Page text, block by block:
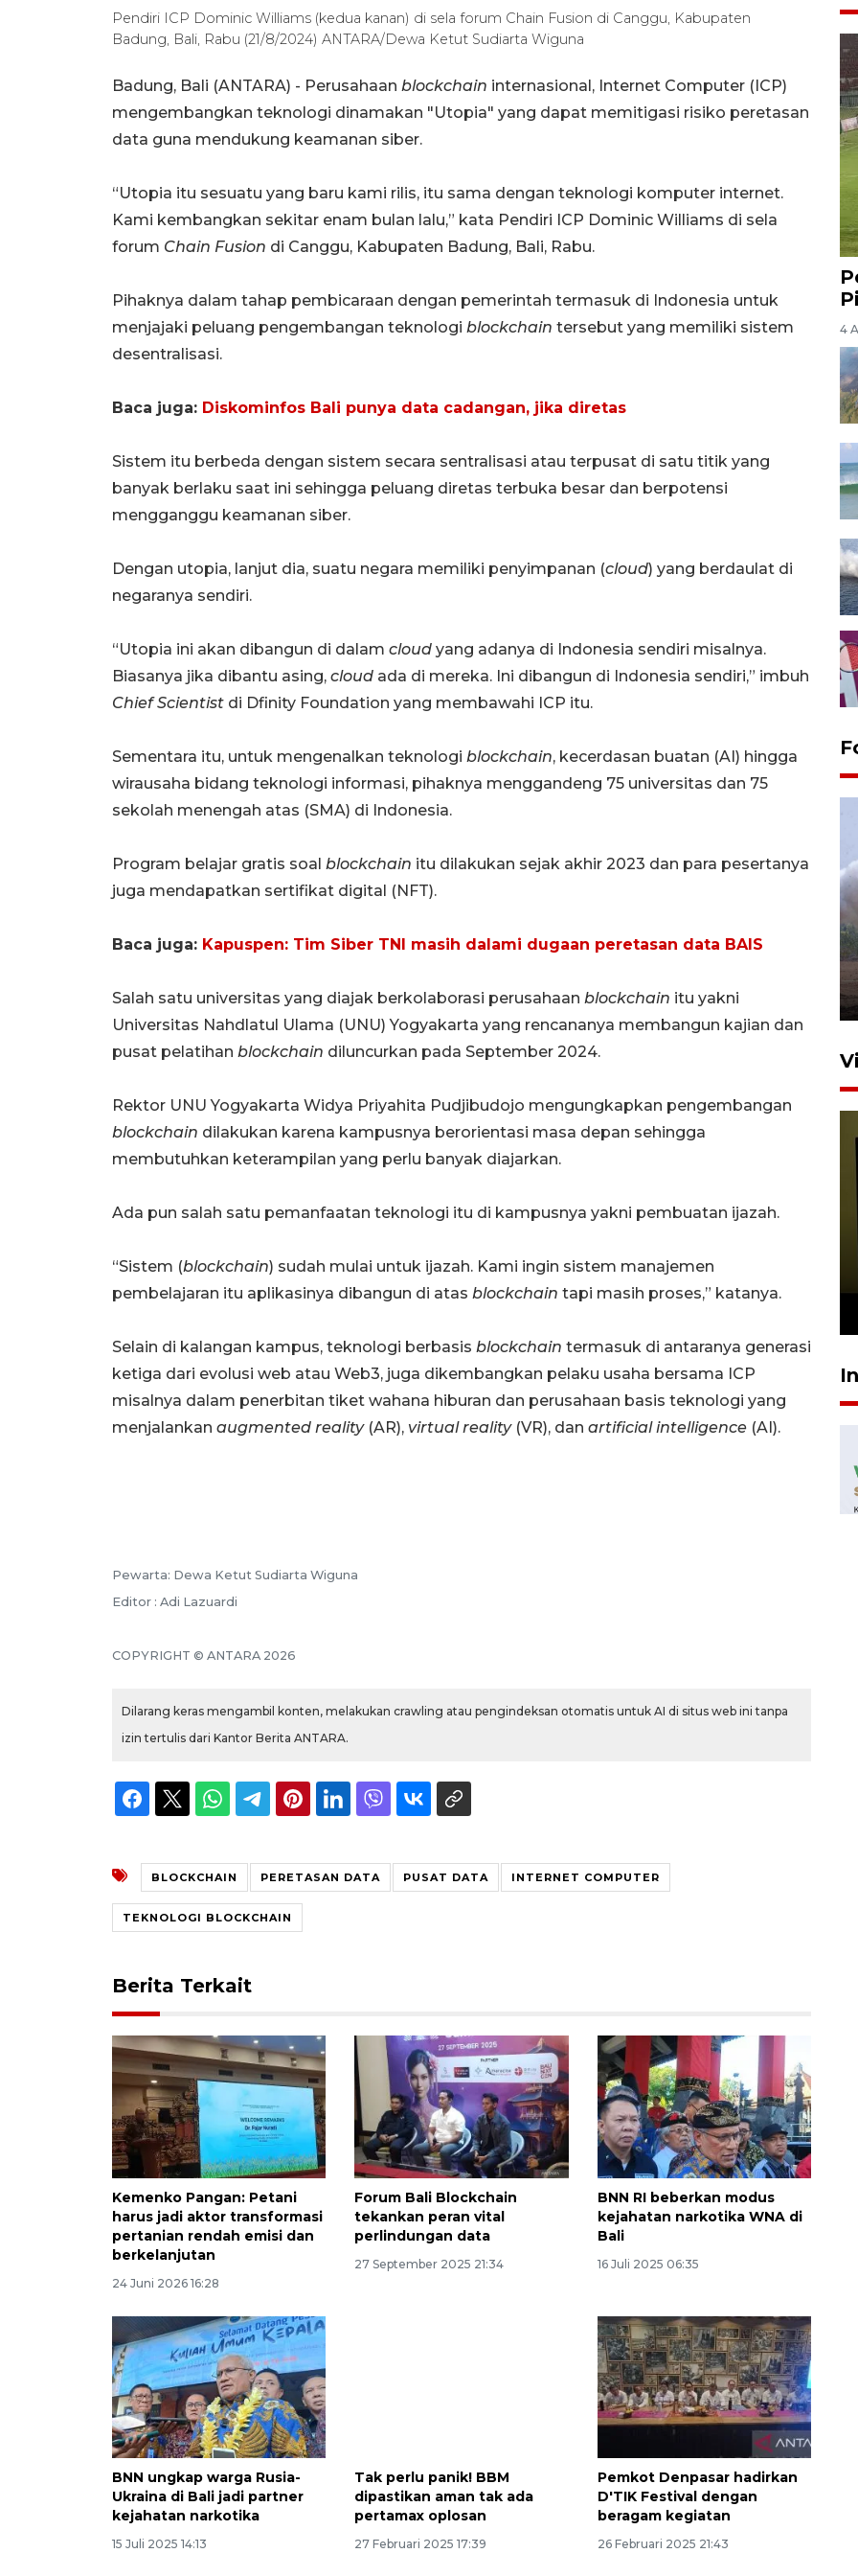
Pendiri ICP Dominic Williams (kedua kanan) di sela forum Chain Fusion di Canggu, Kabupaten
Badung, Bali, Rabu (21/8/2024) ANTARA/Dewa Ketut Sudiarta Wiguna
Badung, Bali (ANTARA) - Perusahaan blockchain internasional, Internet Computer (ICP)
mengembangkan teknologi dinamakan "Utopia" yang dapat memitigasi risiko peretasan
data guna mendukung keamanan siber.
“Utopia itu sesuatu yang baru kami rilis, itu sama dengan teknologi komputer internet.
Kami kembangkan sekitar enam bulan lalu,” kata Pendiri ICP Dominic Williams di sela
forum Chain Fusion di Canggu, Kabupaten Badung, Bali, Rabu.
Pihaknya dalam tahap pembicaraan dengan pemerintah termasuk di Indonesia untuk
menjajaki peluang pengembangan teknologi blockchain tersebut yang memiliki sistem
desentralisasi.
Baca juga: Diskominfos Bali punya data cadangan, jika diretas
Sistem itu berbeda dengan sistem secara sentralisasi atau terpusat di satu titik yang
banyak berlaku saat ini sehingga peluang diretas terbuka besar dan berpotensi
mengganggu keamanan siber.
Dengan utopia, lanjut dia, suatu negara memiliki penyimpanan (cloud) yang berdaulat di
negaranya sendiri.
“Utopia ini akan dibangun di dalam cloud yang adanya di Indonesia sendiri misalnya.
Biasanya jika dibantu asing, cloud ada di mereka. Ini dibangun di Indonesia sendiri,” imbuh
Chief Scientist di Dfinity Foundation yang membawahi ICP itu.
Sementara itu, untuk mengenalkan teknologi blockchain, kecerdasan buatan (AI) hingga
wirausaha bidang teknologi informasi, pihaknya menggandeng 75 universitas dan 75
sekolah menengah atas (SMA) di Indonesia.
Program belajar gratis soal blockchain itu dilakukan sejak akhir 2023 dan para pesertanya
juga mendapatkan sertifikat digital (NFT).
Baca juga: Kapuspen: Tim Siber TNI masih dalami dugaan peretasan data BAIS
Salah satu universitas yang diajak berkolaborasi perusahaan blockchain itu yakni
Universitas Nahdlatul Ulama (UNU) Yogyakarta yang rencananya membangun kajian dan
pusat pelatihan blockchain diluncurkan pada September 2024.
Rektor UNU Yogyakarta Widya Priyahita Pudjibudojo mengungkapkan pengembangan
blockchain dilakukan karena kampusnya berorientasi masa depan sehingga
membutuhkan keterampilan yang perlu banyak diajarkan.
Ada pun salah satu pemanfaatan teknologi itu di kampusnya yakni pembuatan ijazah.
“Sistem (blockchain) sudah mulai untuk ijazah. Kami ingin sistem manajemen
pembelajaran itu aplikasinya dibangun di atas blockchain tapi masih proses,” katanya.
Selain di kalangan kampus, teknologi berbasis blockchain termasuk di antaranya generasi
ketiga dari evolusi web atau Web3, juga dikembangkan pelaku usaha bersama ICP
misalnya dalam penerbitan tiket wahana hiburan dan perusahaan basis teknologi yang
menjalankan augmented reality(AR), virtual reality(VR), dan artificial intelligence (AI).
Pewarta: Dewa Ketut Sudiarta Wiguna
Editor : Adi Lazuardi
COPYRIGHT © ANTARA 2026
Dilarang keras mengambil konten, melakukan crawling atau pengindeksan otomatis untuk AI di situs web ini tanpa
izin tertulis dari Kantor Berita ANTARA.
BLOCKCHAIN PERETASAN DATA PUSAT DATA INTERNET COMPUTER
TEKNOLOGI BLOCKCHAIN
Berita Terkait
Kemenko Pangan: Petani
harus jadi aktor transformasi
pertanian rendah emisi dan
berkelanjutan
24 Juni 2026 16:28
Forum Bali Blockchain
tekankan peran vital
perlindungan data
27 September 2025 21:34
BNN RI beberkan modus
kejahatan narkotika WNA di
Bali
16 Juli 2025 06:35
BNN ungkap warga Rusia-
Ukraina di Bali jadi partner
kejahatan narkotika
15 Juli 2025 14:13
Tak perlu panik! BBM
dipastikan aman tak ada
pertamax oplosan
27 Februari 2025 17:39
Pemkot Denpasar hadirkan
D'TIK Festival dengan
beragam kegiatan
26 Februari 2025 21:43
4
Mutiara Sentosa II
4 Agustus 2026 19:23
jelang laga lawan Kamboja
pada Piala AFF